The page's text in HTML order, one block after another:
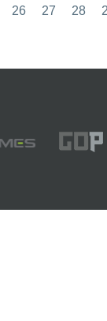
26 27 28